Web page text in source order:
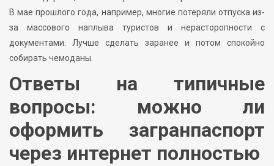
В мае прошлого года, например, многие потеряли отпуска из-
за массового наплыва туристов и нерасторопности с
документами. Лучше сделать заранее и потом спокойно
собирать чемоданы.
Ответы на типичные
вопросы: можно ли
оформить загранпаспорт
через интернет полностью